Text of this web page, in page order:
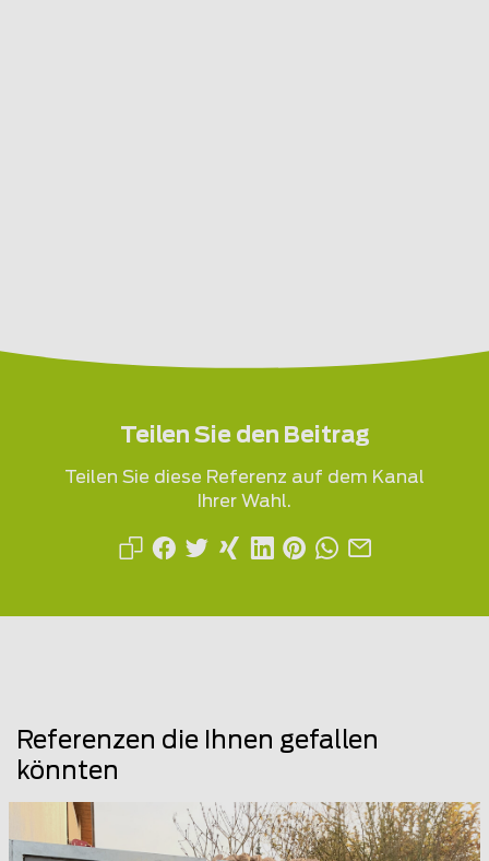
Teilen Sie den Beitrag
Teilen Sie diese Referenz auf dem Kanal
Ihrer Wahl.
Referenzen die Ihnen gefallen
könnten